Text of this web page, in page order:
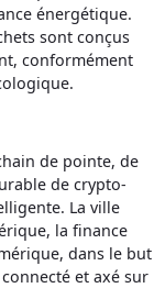
énergétique.
sont conçus
conformément
de pointe, de
de crypto-
La ville
la finance
dans le but
et axé sur